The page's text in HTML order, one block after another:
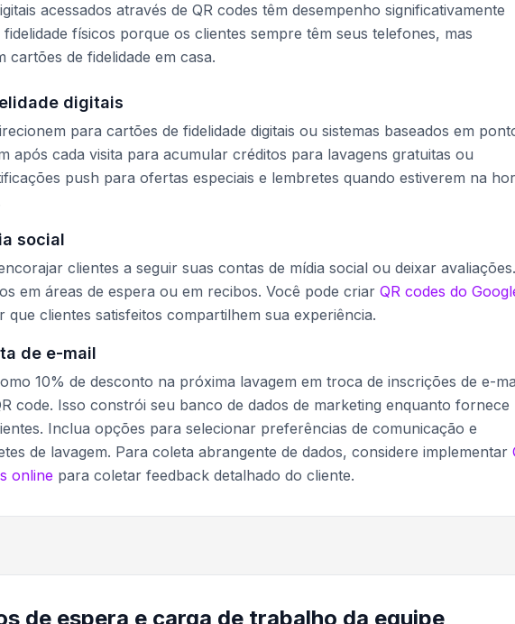
acessados através de QR codes têm desempenho significativamente
físicos porque os clientes sempre têm seus telefones, mas
cartões de fidelidade em casa.
digitais
para cartões de fidelidade digitais ou sistemas baseados em
após cada visita para acumular créditos para lavagens gratuitas ou
push para ofertas especiais e lembretes quando estiverem na
social
clientes a seguir suas contas de mídia social ou deixar avaliações.
em áreas de espera ou em recibos. Você pode criar QR codes do
que clientes satisfeitos compartilhem sua experiência.
de e-mail
10% de desconto na próxima lavagem em troca de inscrições de e-
code. Isso constrói seu banco de dados de marketing enquanto fornece
Inclua opções para selecionar preferências de comunicação e
de lavagem. Para coleta abrangente de dados, considere implementar
online para coletar feedback detalhado do cliente.
de espera e carga de trabalho da equipe